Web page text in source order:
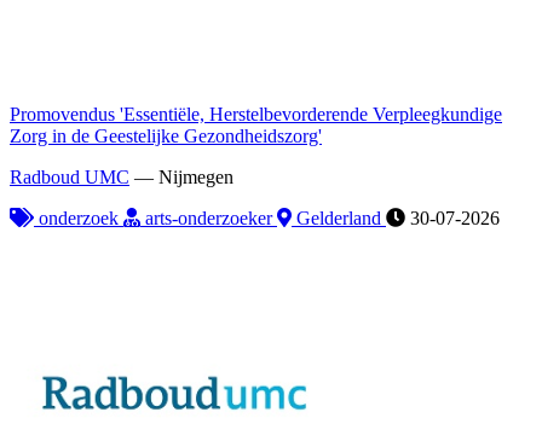
Promovendus 'Essentiële, Herstelbevorderende Verpleegkundige
Zorg in de Geestelijke Gezondheidszorg'
Radboud UMC — Nijmegen
onderzoek
arts-onderzoeker Gelderland 30-07-2026